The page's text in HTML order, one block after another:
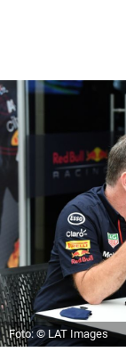
Foto: © LAT Images